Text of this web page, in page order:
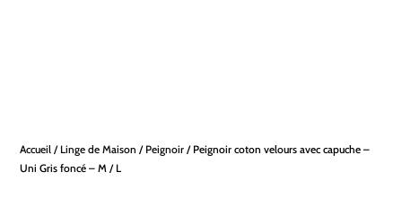
Accueil / Linge de Maison / Peignoir / Peignoir coton velours avec capuche –
Uni Gris foncé – M / L